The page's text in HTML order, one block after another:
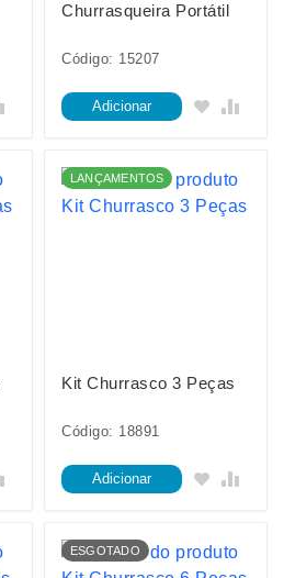
Churrasqueira Portátil
Código: 15207
Adicionar
LANÇAMENTOS
Kit Churrasco 3 Peças
Código: 18891
Adicionar
ESGOTADO